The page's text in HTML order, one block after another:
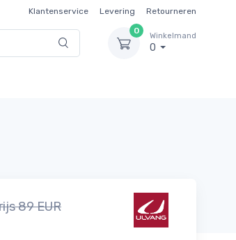
Klantenservice Levering
Retourneren
0
Winkelmand
0
89 EUR